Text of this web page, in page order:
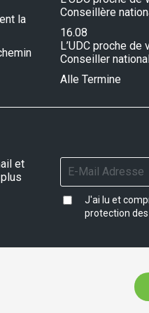
la
Conseillère
16.08
L’UDC proche de
Conseiller
Alle Termine
et
J'ai lu et
protection